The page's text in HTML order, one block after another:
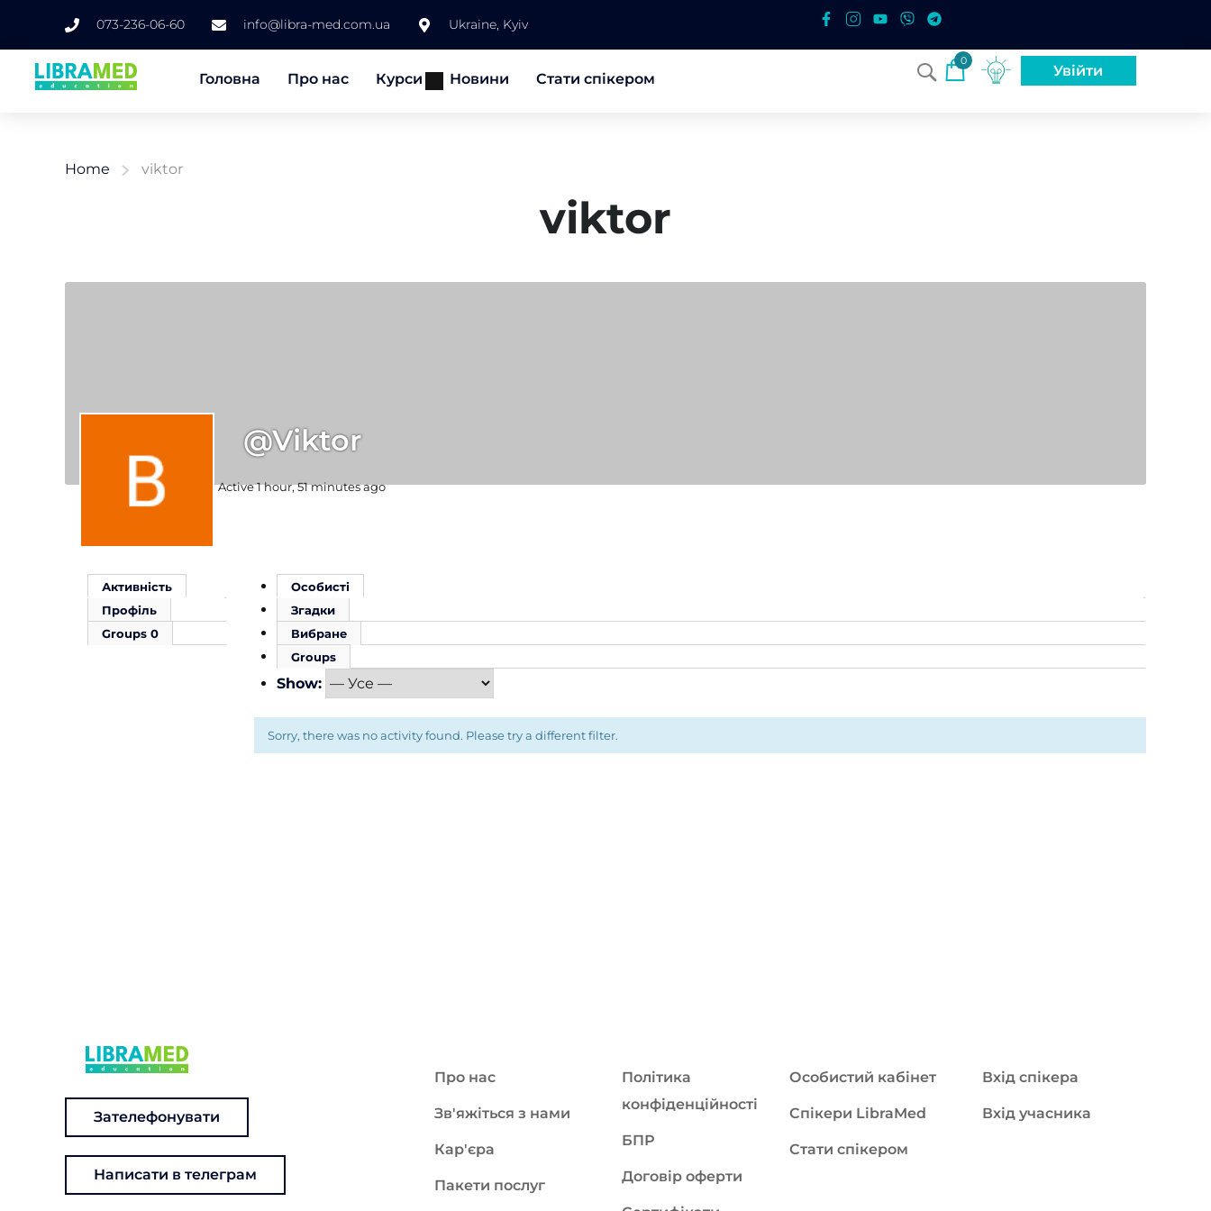
073-236-06-60 info@libra-med.com.ua Ukraine, Kyiv
Головна Про нас Курси Новини Стати спікером
0
Увійти
Home viktor
viktor
@viktor
Active 1 hour, 51 minutes ago
Активність
Профіль
Groups 0
Особисті
Згадки
Вибране
Groups
Show:
Sorry, there was no activity found. Please try a different filter.
Зателефонувати
Написати в телеграм
Про нас
Зв'яжіться з нами
Кар'єра
Пакети послуг
Політика
конфіденційності
БПР
Договір оферти
Особистий кабінет
Спікери LibraMed
Стати спікером
Вхід спікера
Вхід учасника